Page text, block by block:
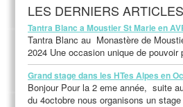
LES DERNIERS ARTICLES
Tantra Blanc a Moustier St Marie en
Tantra Blanc au Monastère de
2024 Une occasion unique de pouvoir
Grand stage dans les HTes Alpes en
Bonjour Pour la 2 eme année, suite
du 4octobre nous organisons un